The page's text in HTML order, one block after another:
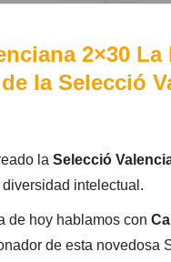
2×30
la Selecció
la Selecció
intelectual.
de hoy hablamos con
de esta novedosa